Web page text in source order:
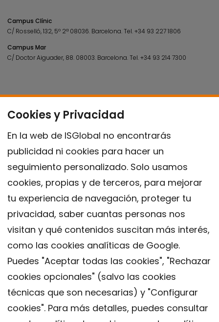
Cookies y Privacidad
En la web de ISGlobal no encontrarás
publicidad ni cookies para hacer un
seguimiento personalizado. Solo usamos
cookies, propias y de terceros, para mejorar
tu experiencia de navegación, proteger tu
privacidad, saber cuantas personas nos
visitan y qué contenidos suscitan más interés,
como las cookies analíticas de Google.
Puedes "Aceptar todas las cookies", "Rechazar
cookies opcionales" (salvo las cookies
técnicas que son necesarias) y "Configurar
cookies". Para más detalles, puedes consultar
Campus Clínic
C/ Rosselló, 132, 5º 2ª 08036. Barcelona.Tel.+34 93 227 1806
Campus Mar
C/ Doctor Aiguader, 88. 08003. Barcelona.Tel.+34 93 214 7300
Contacto